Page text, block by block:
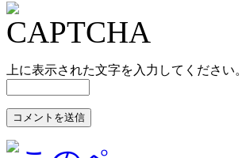
上に表示された文字を入力してください。